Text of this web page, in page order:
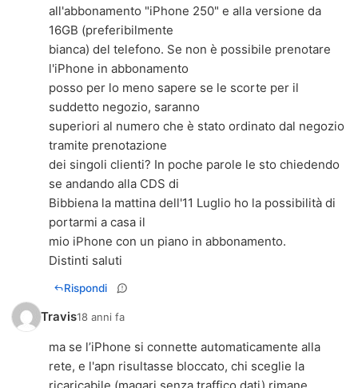
all'abbonamento "iPhone 250" e alla versione da
16GB (preferibilmente
bianca) del telefono. Se non è possibile prenotare
l'iPhone in abbonamento
posso per lo meno sapere se le scorte per il
suddetto negozio, saranno
superiori al numero che è stato ordinato dal negozio
tramite prenotazione
dei singoli clienti? In poche parole le sto chiedendo
se andando alla CDS di
Bibbiena la mattina dell'11 Luglio ho la possibilità di
portarmi a casa il
mio iPhone con un piano in abbonamento.
Distinti saluti
Rispondi
Travis18 anni fa
ma se l’iPhone si connette automaticamente alla
rete, e l'apn risultasse bloccato, chi sceglie la